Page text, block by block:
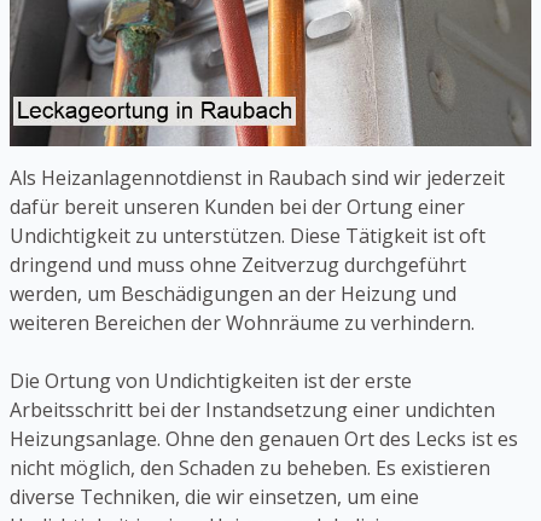
Als Heizanlagennotdienst in Raubach sind wir jederzeit
dafür bereit unseren Kunden bei der Ortung einer
Undichtigkeit zu unterstützen. Diese Tätigkeit ist oft
dringend und muss ohne Zeitverzug durchgeführt
werden, um Beschädigungen an der Heizung und
weiteren Bereichen der Wohnräume zu verhindern.
Die Ortung von Undichtigkeiten ist der erste
Arbeitsschritt bei der Instandsetzung einer undichten
Heizungsanlage. Ohne den genauen Ort des Lecks ist es
nicht möglich, den Schaden zu beheben. Es existieren
diverse Techniken, die wir einsetzen, um eine